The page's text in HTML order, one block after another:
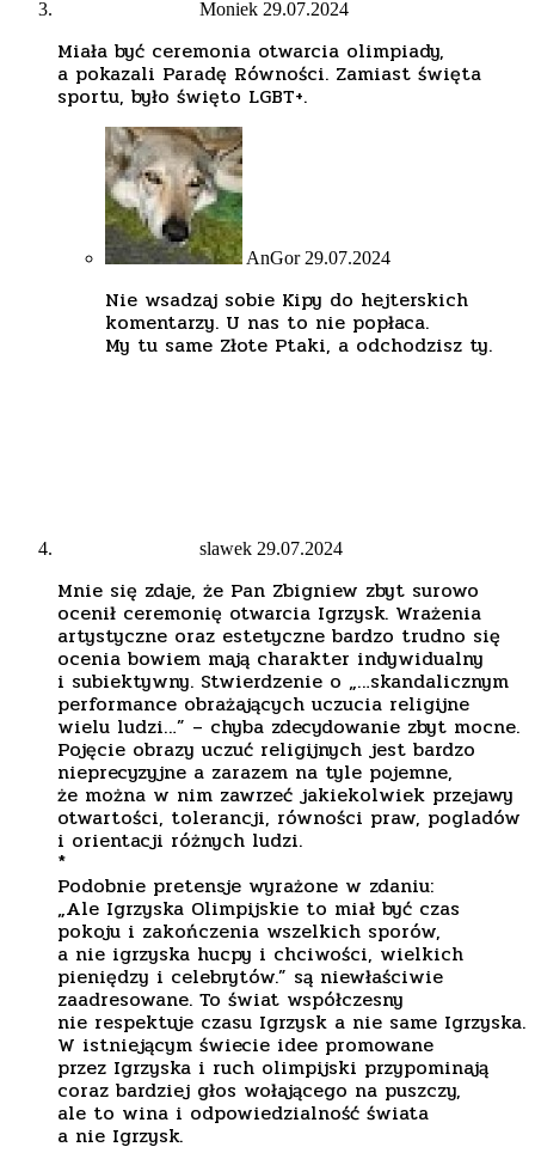
Moniek 29.07.2024
Miała być ceremonia otwarcia olimpiady,
a pokazali Paradę Równości. Zamiast święta
sportu, było święto LGBT+.
AnGor 29.07.2024
Nie wsadzaj sobie Kipy do hejterskich
komentarzy. U nas to nie popłaca.
My tu same Złote Ptaki, a odchodzisz ty.
slawek 29.07.2024
Mnie się zdaje, że Pan Zbigniew zbyt surowo
ocenił ceremonię otwarcia Igrzysk. Wrażenia
artystyczne oraz estetyczne bardzo trudno się
ocenia bowiem mają charakter indywidualny
i subiektywny. Stwierdzenie o „…skandalicznym
performance obrażających uczucia religijne
wielu ludzi…” – chyba zdecydowanie zbyt mocne.
Pojęcie obrazy uczuć religijnych jest bardzo
nieprecyzyjne a zarazem na tyle pojemne,
że można w nim zawrzeć jakiekolwiek przejawy
otwartości, tolerancji, równości praw, pogladów
i orientacji różnych ludzi.
*
Podobnie pretensje wyrażone w zdaniu:
„Ale Igrzyska Olimpijskie to miał być czas
pokoju i zakończenia wszelkich sporów,
a nie igrzyska hucpy i chciwości, wielkich
pieniędzy i celebrytów.” są niewłaściwie
zaadresowane. To świat współczesny
nie respektuje czasu Igrzysk a nie same Igrzyska.
W istniejącym świecie idee promowane
przez Igrzyska i ruch olimpijski przypominają
coraz bardziej głos wołającego na puszczy,
ale to wina i odpowiedzialność świata
a nie Igrzysk.